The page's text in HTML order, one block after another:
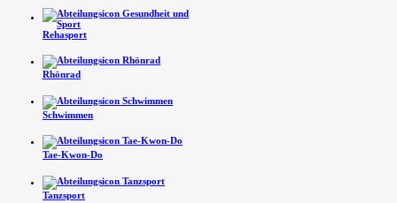
Rehasport
Rhönrad
Schwimmen
Tae-Kwon-Do
Tanzsport